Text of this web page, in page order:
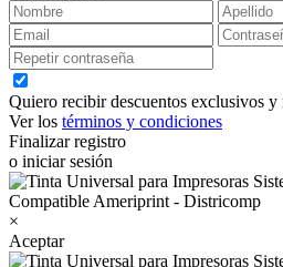
Quiero recibir descuentos exclusivos y
Ver los términos y condiciones
Finalizar registro
o iniciar sesión
×
Aceptar